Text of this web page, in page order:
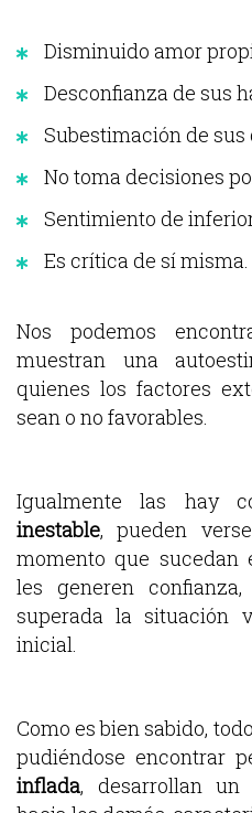
Disminuido amor
Desconfianza de sus
Subestimación de sus
No toma decisiones
Sentimiento de
Es crítica de sí misma.
Nos podemos
muestran una
quienes los factores
sean o no favorables.
Igualmente las hay
inestable, pueden
momento que sucedan
les generen
superada la situación
inicial.
Como es bien sabido,
pudiéndose encontrar
inflada, desarrollan un